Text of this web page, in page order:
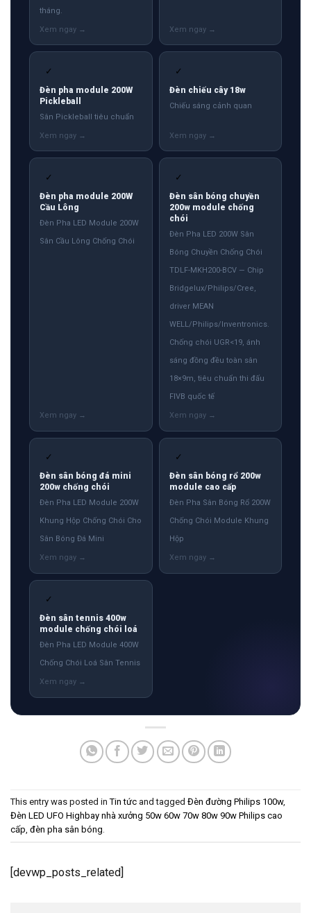
tháng.
✓
Đèn pha module 200W
Pickleball
Sân Pickleball tiêu chuẩn
✓
Đèn chiếu cây 18w
Chiếu sáng cảnh quan
✓
Đèn pha module 200W
Cầu Lông
Đèn Pha LED Module 200W
Sân Cầu Lông Chống Chói
✓
Đèn sân bóng chuyền
200w module chống
chói
Đèn Pha LED 200W Sân
Bóng Chuyền Chống Chói
TDLF-MKH200-BCV — Chip
Bridgelux/Philips/Cree,
driver MEAN
WELL/Philips/Inventronics.
Chống chói UGR<19, ánh
sáng đồng đều toàn sân
18×9m, tiêu chuẩn thi đấu
FIVB quốc tế
✓
Đèn sân bóng đá mini
200w chống chói
Đèn Pha LED Module 200W
Khung Hộp Chống Chói Cho
Sân Bóng Đá Mini
✓
Đèn sân bóng rổ 200w
module cao cấp
Đèn Pha Sân Bóng Rổ 200W
Chống Chói Module Khung
Hộp
✓
Đèn sân tennis 400w
module chống chói loá
Đèn Pha LED Module 400W
Chống Chói Loá Sân Tennis
This entry was posted inTin tức and tagged Đèn đường Philips 100w,
Đèn LED UFO Highbay nhà xưởng 50w 60w 70w 80w 90w Philips cao
cấp đèn pha sân bóng
[devwp_posts_related]